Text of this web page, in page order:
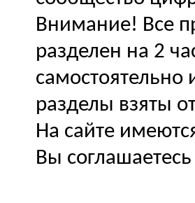
Внимание! Все
разделен на 2
самостоятельно
разделы взяты
На сайте
Вы